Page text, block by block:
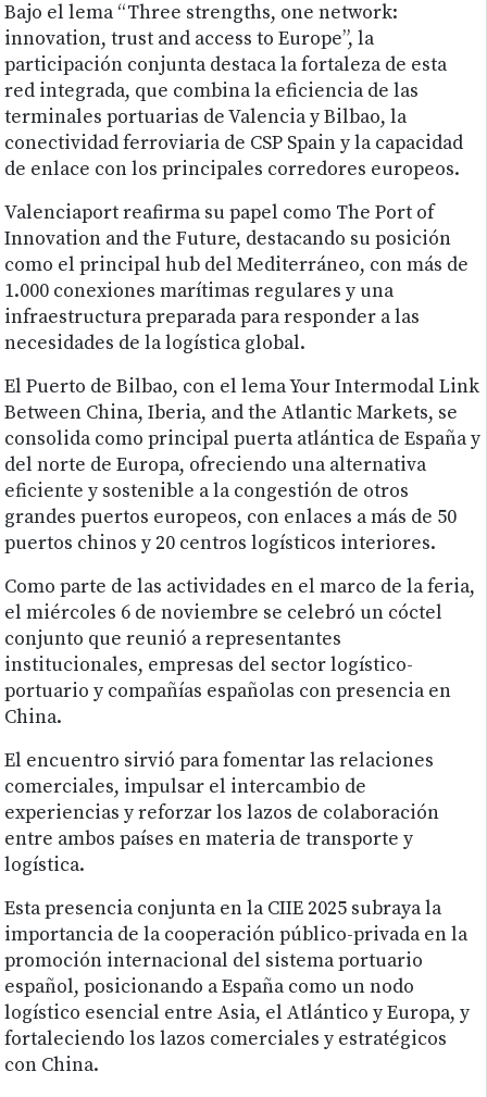
Bajo el lema “Three strengths, one network:
innovation, trust and access to Europe”, la
participación conjunta destaca la fortaleza de esta
red integrada, que combina la eficiencia de las
terminales portuarias de Valencia y Bilbao, la
conectividad ferroviaria de CSP Spain y la capacidad
de enlace con los principales corredores europeos.
Valenciaport reafirma su papel como The Port of
Innovation and the Future, destacando su posición
como el principal hub del Mediterráneo, con más de
1.000 conexiones marítimas regulares y una
infraestructura preparada para responder a las
necesidades de la logística global.
El Puerto de Bilbao, con el lema Your Intermodal Link
Between China, Iberia, and the Atlantic Markets, se
consolida como principal puerta atlántica de España y
del norte de Europa, ofreciendo una alternativa
eficiente y sostenible a la congestión de otros
grandes puertos europeos, con enlaces a más de 50
puertos chinos y 20 centros logísticos interiores.
Como parte de las actividades en el marco de la feria,
el miércoles 6 de noviembre se celebró un cóctel
conjunto que reunió a representantes
institucionales, empresas del sector logístico-
portuario y compañías españolas con presencia en
China.
El encuentro sirvió para fomentar las relaciones
comerciales, impulsar el intercambio de
experiencias y reforzar los lazos de colaboración
entre ambos países en materia de transporte y
logística.
Esta presencia conjunta en la CIIE 2025 subraya la
importancia de la cooperación público-privada en la
promoción internacional del sistema portuario
español, posicionando a España como un nodo
logístico esencial entre Asia, el Atlántico y Europa, y
fortaleciendo los lazos comerciales y estratégicos
con China.